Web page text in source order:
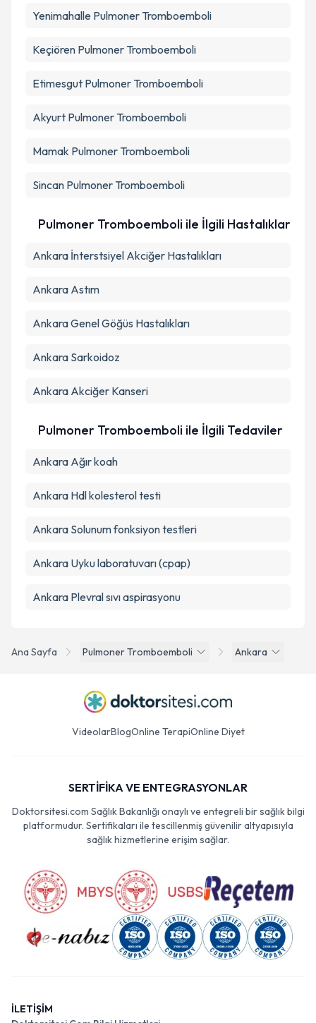
Takvim Talebini Gönder
Ana Sayfa Pulmoner Tromboemboli Ankara
Yenimahalle Pulmoner Tromboemboli
Keçiören Pulmoner Tromboemboli
Etimesgut Pulmoner Tromboemboli
Akyurt Pulmoner Tromboemboli
Mamak Pulmoner Tromboemboli
Sincan Pulmoner Tromboemboli
Pulmoner Tromboemboli ile İlgili Hastalıklar
Ankara İnterstsiyel Akciğer Hastalıkları
Ankara Astım
Ankara Genel Göğüs Hastalıkları
Ankara Sarkoidoz
Ankara Akciğer Kanseri
Pulmoner Tromboemboli ile İlgili Tedaviler
Ankara Ağır koah
Ankara Hdl kolesterol testi
Ankara Solunum fonksiyon testleri
Ankara Uyku laboratuvarı (cpap)
Ankara Plevral sıvı aspirasyonu
VideolarBlogOnline TerapiOnline Diyet
SERTİFİKA VE ENTEGRASYONLAR
Doktorsitesi.com Sağlık Bakanlığı onaylı ve entegreli bir sağlık bilgi
platformudur. Sertifikaları ile tescillenmiş güvenilir altyapısıyla
sağlık hizmetlerine erişim sağlar.
İLETİŞİM